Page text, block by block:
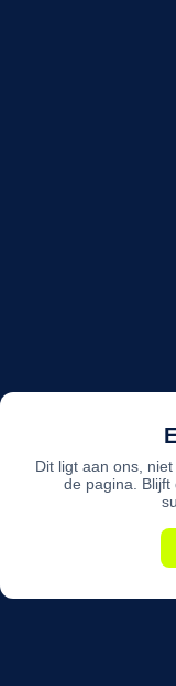
Dit ligt aan ons,
de pagina.